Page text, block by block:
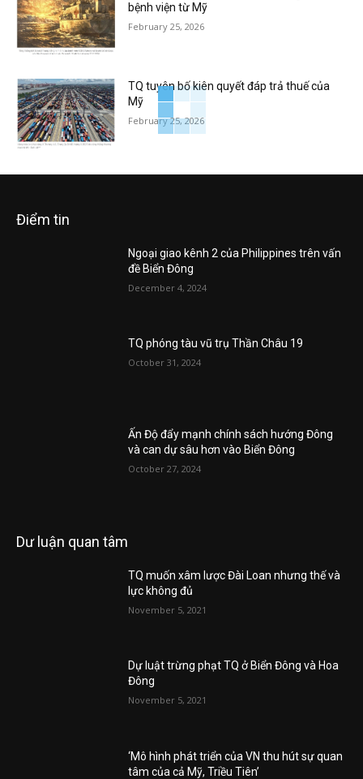
bệnh viện từ Mỹ
February 25, 2026
TQ tuyên bố kiên quyết đáp trả thuế của
Mỹ
February 25, 2026
Điểm tin
Ngoại giao kênh 2 của Philippines trên vấn
đề Biển Đông
December 4, 2024
TQ phóng tàu vũ trụ Thần Châu 19
October 31, 2024
Ấn Độ đẩy mạnh chính sách hướng Đông
và can dự sâu hơn vào Biển Đông
October 27, 2024
Dư luận quan tâm
TQ muốn xâm lược Đài Loan nhưng thế và
lực không đủ
November 5, 2021
Dự luật trừng phạt TQ ở Biển Đông và Hoa
Đông
November 5, 2021
‘Mô hình phát triển của VN thu hút sự quan
tâm của cả Mỹ, Triều Tiên’